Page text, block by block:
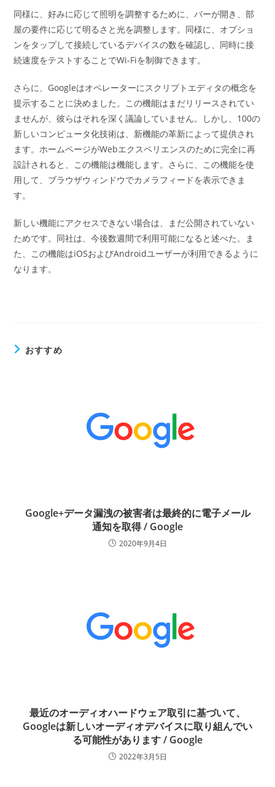
同様に、好みに応じて照明を調整するために、バーが開き、部
屋の要件に応じて明るさと光を調整します。同様に、オプショ
ンをタップして接続しているデバイスの数を確認し、同時に接
続速度をテストすることでWi-Fiを制御できます。
さらに、Googleはオペレーターにスクリプトエディタの概念を
提示することに決めました。この機能はまだリリースされてい
ませんが、彼らはそれを深く議論していません。しかし、100の
新しいコンピュータ化技術は、新機能の革新によって提供され
ます。ホームページがWebエクスペリエンスのために完全に再
設計されると、この機能は機能します。さらに、この機能を使
用して、ブラウザウィンドウでカメラフィードを表示できま
す。
新しい機能にアクセスできない場合は、まだ公開されていない
ためです。同社は、今後数週間で利用可能になると述べた。ま
た、この機能はiOSおよびAndroidユーザーが利用できるように
なります。
おすすめ
Google+データ漏洩の被害者は最終的に電子メール
通知を取得 / Google
2020年9月4日
最近のオーディオハードウェア取引に基づいて、
Googleは新しいオーディオデバイスに取り組んでい
る可能性があります / Google
2022年3月5日